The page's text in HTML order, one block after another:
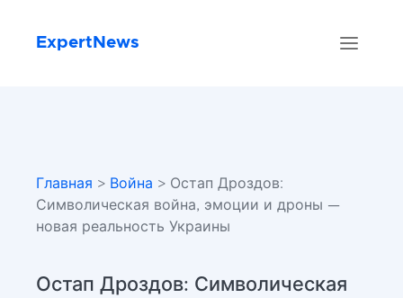
ExpertNews
Главная > Война > Остап Дроздов:
Символическая война, эмоции и дроны —
новая реальность Украины
Остап Дроздов: Символическая